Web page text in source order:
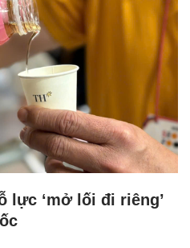
lực ‘mở lối đi riêng’